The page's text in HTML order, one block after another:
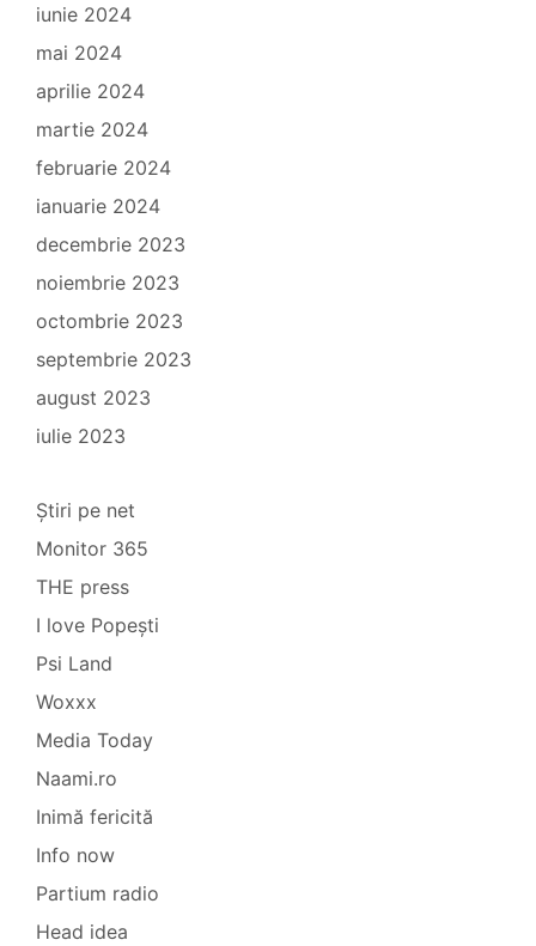
iunie 2024
mai 2024
aprilie 2024
martie 2024
februarie 2024
ianuarie 2024
decembrie 2023
noiembrie 2023
octombrie 2023
septembrie 2023
august 2023
iulie 2023
Știri pe net
Monitor 365
THE press
I love Popești
Psi Land
Woxxx
Media Today
Naami.ro
Inimă fericită
Info now
Partium radio
Head idea